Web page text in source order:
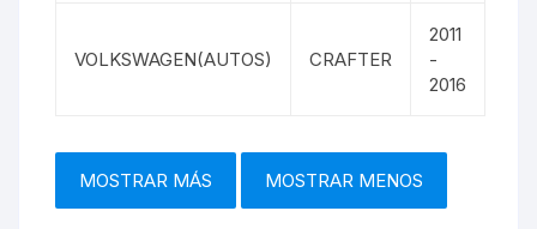
VOLKSWAGEN(AUTOS) CRAFTER
2011
-
2016